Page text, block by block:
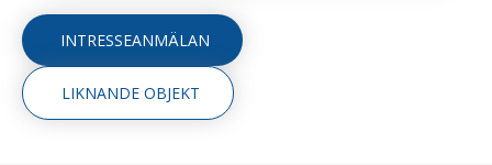
INTRESSEANMÄLAN
LIKNANDE OBJEKT